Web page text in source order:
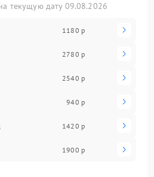
текущую дату 09.08.2026
1180 р
2780 р
2540 р
940 р
1420 р
1900 р